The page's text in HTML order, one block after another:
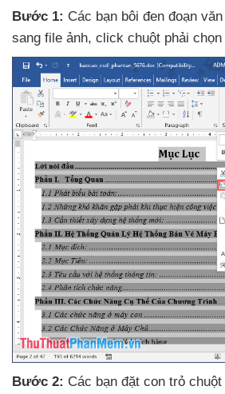
Bước 1: Các bạn bôi đen đoạn
sang file ảnh, click chuột phải chọn
Bước 2: Các bạn đặt con trỏ